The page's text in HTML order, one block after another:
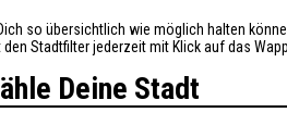
so übersichtlich wie möglich halten
Stadtfilter jederzeit mit Klick auf das
Deine Stadt